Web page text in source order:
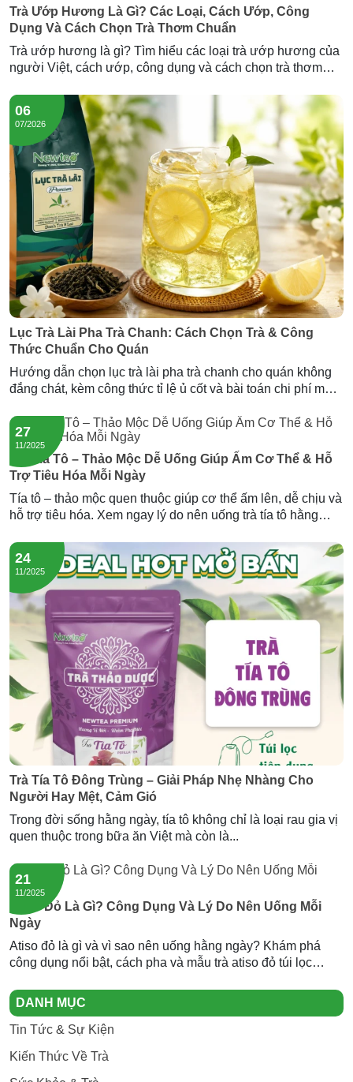
Trà Ướp Hương Là Gì? Các Loại, Cách Ướp, Công
Dụng Và Cách Chọn Trà Thơm Chuẩn
Trà ướp hương là gì? Tìm hiểu các loại trà ướp hương của
người Việt, cách ướp, công dụng và cách chọn trà thơm
06
07/2026
Lục Trà Lài Pha Trà Chanh: Cách Chọn Trà & Công
Thức Chuẩn Cho Quán
Hướng dẫn chọn lục trà lài pha trà chanh cho quán không
đắng chát, kèm công thức tỉ lệ ủ cốt và bài toán chi phí mỗi
27
11/2025
Trà Tía Tô – Thảo Mộc Dễ Uống Giúp Ấm Cơ Thể & Hỗ
Trợ Tiêu Hóa Mỗi Ngày
Tía tô – thảo mộc quen thuộc giúp cơ thể ấm lên, dễ chịu và
hỗ trợ tiêu hóa. Xem ngay lý do nên uống trà tía tô hằng
24
11/2025
Trà Tía Tô Đông Trùng – Giải Pháp Nhẹ Nhàng Cho
Người Hay Mệt, Cảm Gió
Trong đời sống hằng ngày, tía tô không chỉ là loại rau gia vị
quen thuộc trong bữa ăn Việt mà còn là...
21
11/2025
Atiso Đỏ Là Gì? Công Dụng Và Lý Do Nên Uống Mỗi
Ngày
Atiso đỏ là gì và vì sao nên uống hằng ngày? Khám phá
công dụng nổi bật, cách pha và mẫu trà atiso đỏ túi lọc
DANH MỤC
Tin Tức & Sự Kiện
Kiến Thức Về Trà